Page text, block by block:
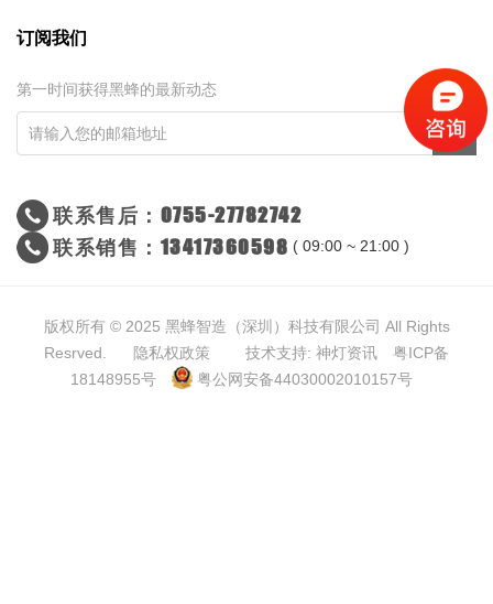
订阅我们
第一时间获得黑蜂的最新动态
联系售后：0755-27782742
联系销售：13417360598 ( 09:00 ~ 21:00 )
版权所有 © 2025 黑蜂智造（深圳）科技有限公司 All Rights
Resrved.
隐私权政策 技术支持: 神灯资讯
粤ICP备
18148955号
粤公网安备44030002010157号